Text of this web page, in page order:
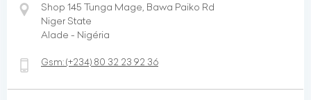
Shop 145 Tunga Mage, Bawa Paiko Rd
Niger State
Alade - Nigéria
Gsm:(+234) 80 32 23 92 36